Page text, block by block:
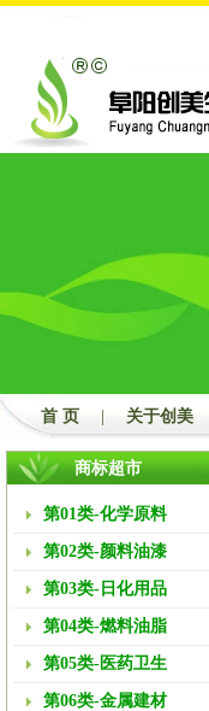
首 页 关于创美
商标超市
第01类-化学原料
第02类-颜料油漆
第03类-日化用品
第04类-燃料油脂
第05类-医药卫生
第06类-金属建材